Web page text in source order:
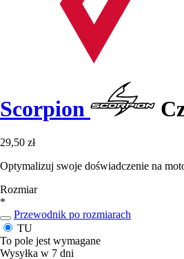
Scorpion
29,50 zł
Optymalizuj swoje doświadczenie na
Rozmiar
*
Przewodnik po rozmiarach
TU
To pole jest wymagane
Wysyłka w 7 dni